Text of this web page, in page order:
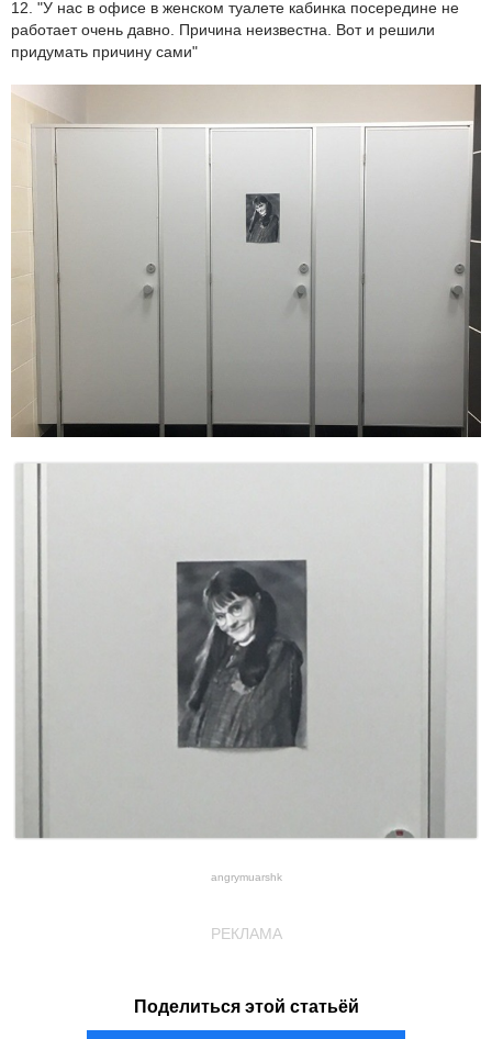
12. "У нас в офисе в женском туалете кабинка посередине не
работает очень давно. Причина неизвестна. Вот и решили
придумать причину сами"
angrymuarshk
РЕКЛАМА
Поделиться этой статьёй